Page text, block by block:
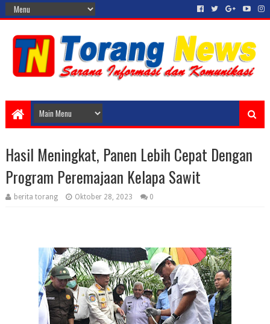
Hasil Meningkat, Panen Lebih Cepat Dengan
Program Peremajaan Kelapa Sawit
berita torang Oktober 28, 2023 0